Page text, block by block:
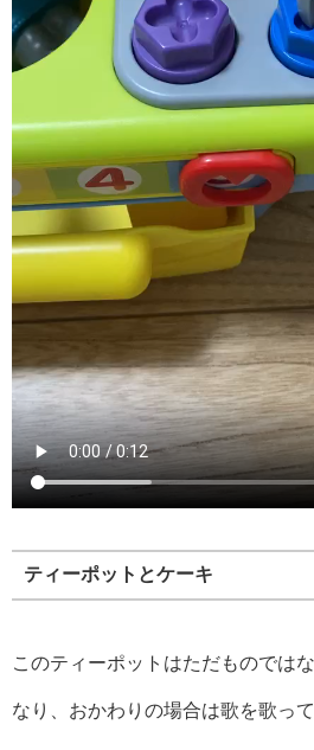
ティーポットとケーキ
このティーポットはただものでは
なり、おかわりの場合は歌を歌って